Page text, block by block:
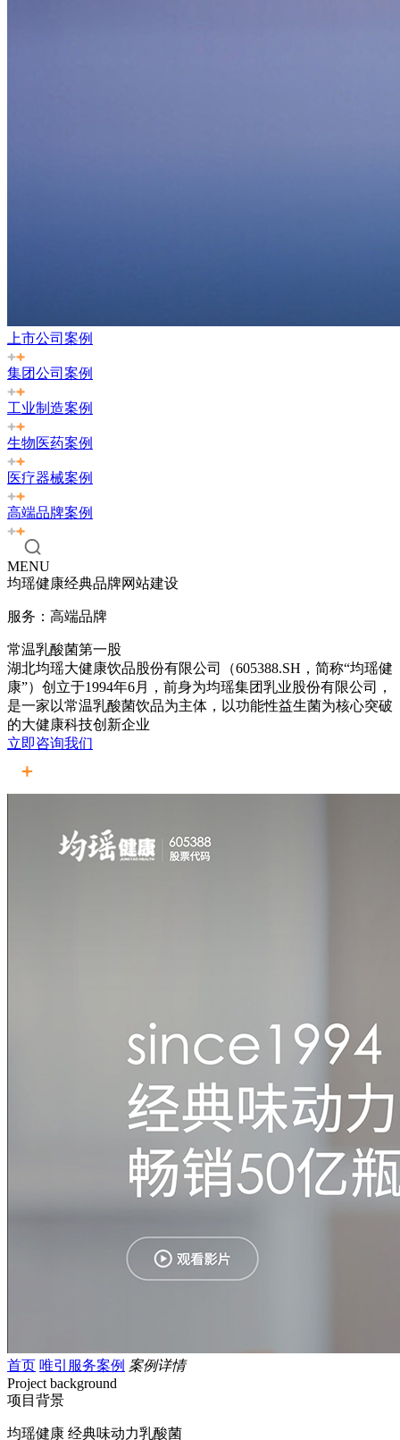
上市公司案例
集团公司案例
工业制造案例
生物医药案例
医疗器械案例
高端品牌案例
MENU
均瑶健康经典品牌网站建设
服务：高端品牌
常温乳酸菌第一股
湖北均瑶大健康饮品股份有限公司（605388.SH，简称“均瑶健
康”）创立于1994年6月，前身为均瑶集团乳业股份有限公司，
是一家以常温乳酸菌饮品为主体，以功能性益生菌为核心突破
的大健康科技创新企业
立即咨询我们
首页 唯引服务案例 案例详情
Project background
项目背景
均瑶健康 经典味动力乳酸菌